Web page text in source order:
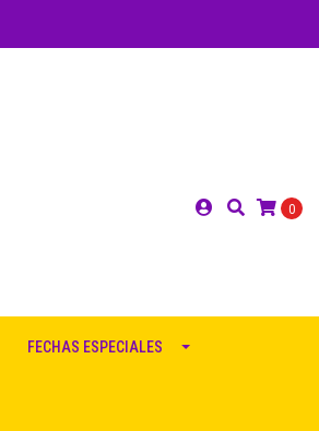
0
FECHAS ESPECIALES